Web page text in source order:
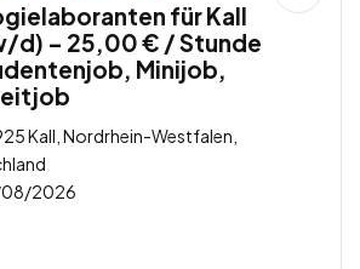
für Kall
d) – 25,00 € / Stunde
Minijob,
Kall, Nordrhein-Westfalen,
2026